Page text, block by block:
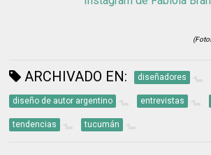
ARCHIVADO EN: diseñadores
diseño de autor argentino entrevistas
tendencias tucumán